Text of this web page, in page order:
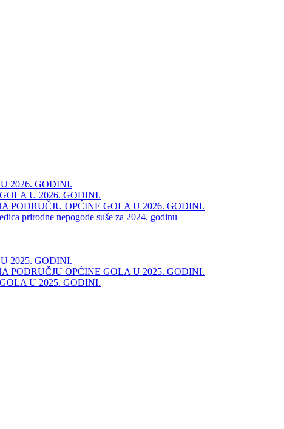
2026. GODINI.
U 2026. GODINI.
PODRUČJU OPĆINE GOLA U 2026. GODINI.
prirodne nepogode suše za 2024. godinu
2025. GODINI.
PODRUČJU OPĆINE GOLA U 2025. GODINI.
U 2025. GODINI.